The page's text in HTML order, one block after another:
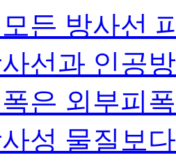
든 방사선
선과 인공
은 외부피
성 물질보